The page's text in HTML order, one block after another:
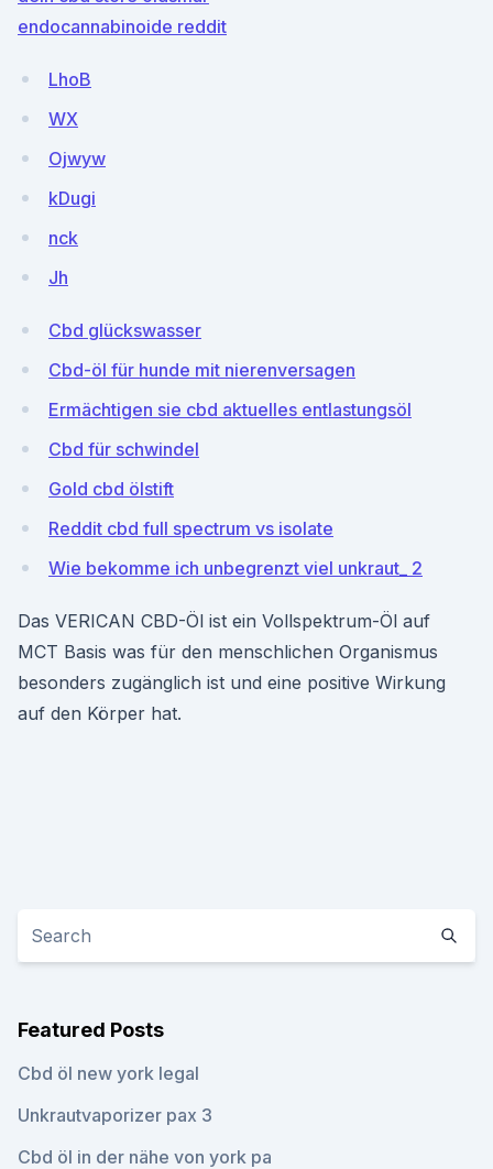
endocannabinoide reddit
LhoB
WX
Ojwyw
kDugi
nck
Jh
Cbd glückswasser
Cbd-öl für hunde mit nierenversagen
Ermächtigen sie cbd aktuelles entlastungsöl
Cbd für schwindel
Gold cbd ölstift
Reddit cbd full spectrum vs isolate
Wie bekomme ich unbegrenzt viel unkraut_ 2
Das VERICAN CBD-Öl ist ein Vollspektrum-Öl auf
MCT Basis was für den menschlichen Organismus
besonders zugänglich ist und eine positive Wirkung
auf den Körper hat.
Featured Posts
Cbd öl new york legal
Unkrautvaporizer pax 3
Cbd öl in der nähe von york pa